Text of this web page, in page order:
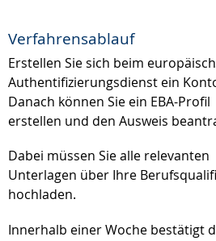
Verfahrensablauf
Erstellen Sie sich beim
Authentifizierungsdienst ein
Danach können Sie ein EBA-Profil
erstellen und den Ausweis
Dabei müssen Sie alle relevanten
Unterlagen über Ihre
hochladen.
Innerhalb einer Woche bestätigt